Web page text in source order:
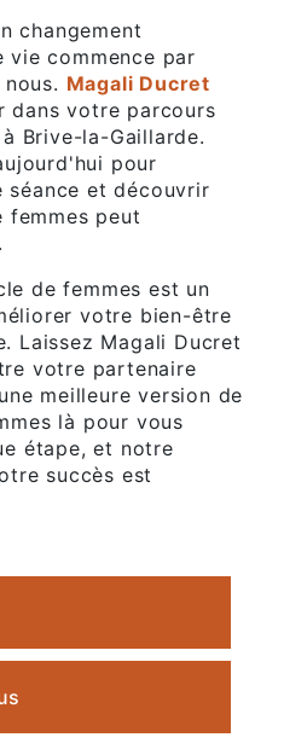
changement
commence par
Magali Ducret
dans votre parcours
Brive-la-Gaillarde.
pour
séance et découvrir
femmes peut
de femmes est un
votre bien-être
Laissez Magali Ducret
votre partenaire
meilleure version de
là pour vous
étape, et notre
succès est